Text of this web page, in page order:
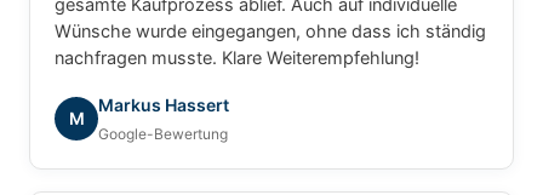
gesamte Kaufprozess ablief. Auch auf individuelle
Wünsche wurde eingegangen, ohne dass ich ständig
nachfragen musste. Klare Weiterempfehlung!
M
Markus Hassert
Google-Bewertung